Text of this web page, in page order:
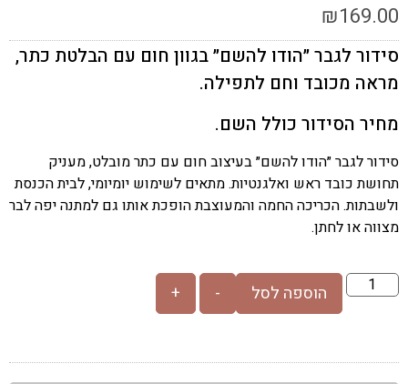
₪169.00
סידור לגבר ״הודו להשם״ בגוון חום עם הבלטת כתר,
מראה מכובד וחם לתפילה.
מחיר הסידור כולל השם.
סידור לגבר ״הודו להשם״ בעיצוב חום עם כתר מובלט, מעניק
תחושת כובד ראש ואלגנטיות. מתאים לשימוש יומיומי, לבית הכנסת
ולשבתות. הכריכה החמה והמעוצבת הופכת אותו גם למתנה יפה לבר
מצווה או לחתן.
-
+ הוספה לסל